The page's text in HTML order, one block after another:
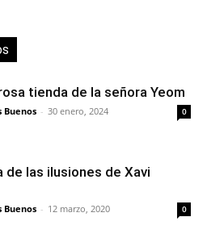
tienda de la señora Yeom
Buenos - 30 enero, 2024 0
de las ilusiones de Xavi
Buenos - 12 marzo, 2020 0